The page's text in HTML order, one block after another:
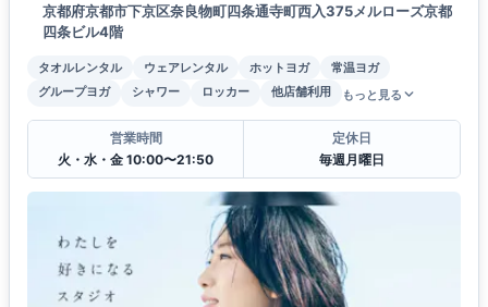
京都府京都市下京区奈良物町四条通寺町西入375メルローズ京都
四条ビル4階
タオルレンタル ウェアレンタル ホットヨガ
常温ヨガ
グループヨガ
シャワー ロッカー 他店舗利用 もっと見る
営業時間
火・水・金 10:00〜21:50
定休日
毎週月曜日